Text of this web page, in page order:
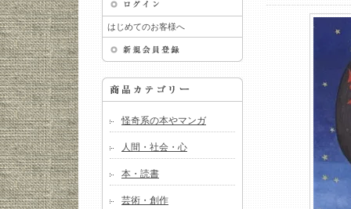
はじめてのお客様へ
怪奇系の本やマンガ
人間・社会・心
本・読書
芸術・創作